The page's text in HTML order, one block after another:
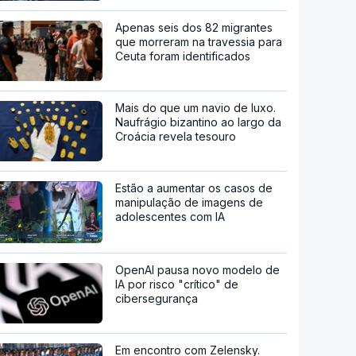
Apenas seis dos 82 migrantes
que morreram na travessia para
Ceuta foram identificados
Mais do que um navio de luxo.
Naufrágio bizantino ao largo da
Croácia revela tesouro
Estão a aumentar os casos de
manipulação de imagens de
adolescentes com IA
OpenAI pausa novo modelo de
IA por risco "crítico" de
cibersegurança
Em encontro com Zelensky.